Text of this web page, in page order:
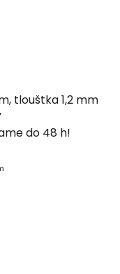
tlouštka 1,2 mm